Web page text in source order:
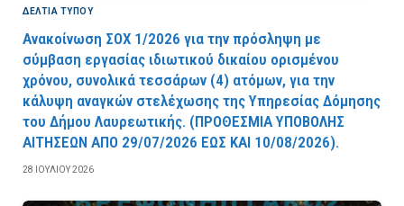
ΔΕΛΤΙΑ ΤΥΠΟΥ
Ανακοίνωση ΣΟΧ 1/2026 για την πρόσληψη με
σύμβαση εργασίας ιδιωτικού δικαίου ορισμένου
χρόνου, συνολικά τεσσάρων (4) ατόμων, για την
κάλυψη αναγκών στελέχωσης της Υπηρεσίας Δόμησης
του Δήμου Λαυρεωτικής. (ΠPOΘEΣMIA YΠOBOΛHΣ
AITHΣEΩN AΠO 29/07/2026 EΩΣ KAI 10/08/2026).
28 ΙΟΥΛΊΟΥ 2026